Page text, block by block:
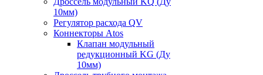
10мм)
Регулятор расхода QV
Коннекторы Atos
Клапан модульный
редукционный KG (Ду
10мм)